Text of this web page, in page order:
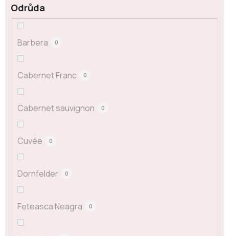
Odrůda
Barbera 0
Cabernet Franc 0
Cabernet sauvignon 0
Cuvée 0
Dornfelder 0
Feteasca Neagra 0